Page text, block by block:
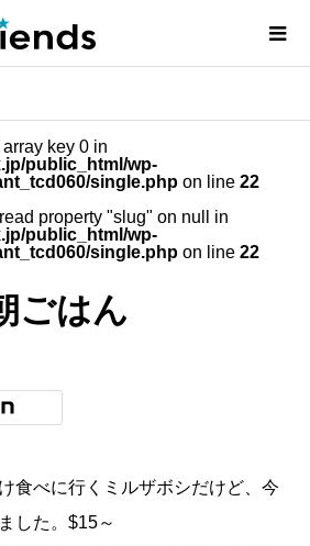
key 0 in
public_html/wp-
single.php on line 22
property "slug" on null in
public_html/wp-
single.php on line 22
ごはん
食べに行くミルザボシだけど、今
した。$15～